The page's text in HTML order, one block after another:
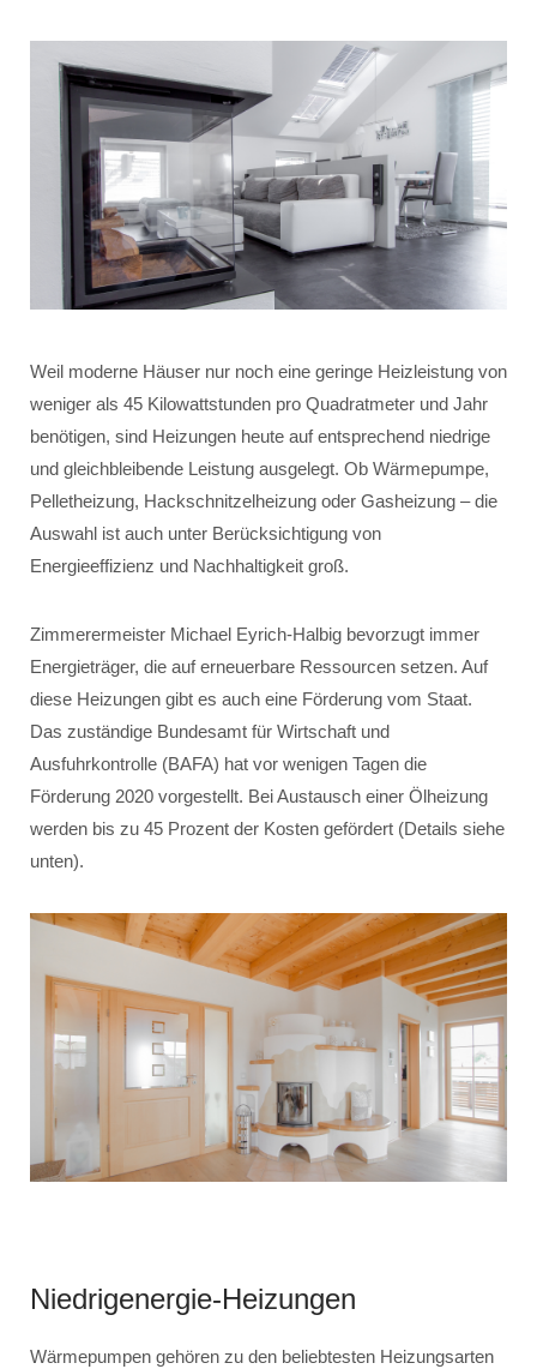
Weil moderne Häuser nur noch eine geringe Heizleistung von
weniger als 45 Kilowattstunden pro Quadratmeter und Jahr
benötigen, sind Heizungen heute auf entsprechend niedrige
und gleichbleibende Leistung ausgelegt. Ob Wärmepumpe,
Pelletheizung, Hackschnitzelheizung oder Gasheizung – die
Auswahl ist auch unter Berücksichtigung von
Energieeffizienz und Nachhaltigkeit groß.
Zimmerermeister Michael Eyrich-Halbig bevorzugt immer
Energieträger, die auf erneuerbare Ressourcen setzen. Auf
diese Heizungen gibt es auch eine Förderung vom Staat.
Das zuständige Bundesamt für Wirtschaft und
Ausfuhrkontrolle (BAFA) hat vor wenigen Tagen die
Förderung 2020 vorgestellt. Bei Austausch einer Ölheizung
werden bis zu 45 Prozent der Kosten gefördert (Details siehe
unten).
Niedrigenergie-Heizungen
Wärmepumpen gehören zu den beliebtesten Heizungsarten